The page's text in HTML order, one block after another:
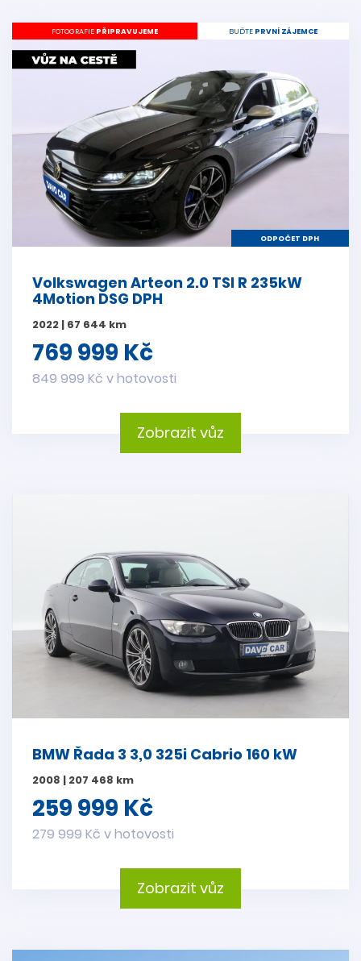
FOTOGRAFIE PŘIPRAVUJEME BUĎTE PRVNÍ ZÁJEMCE
ODPOČET DPH
Volkswagen Arteon 2.0 TSI R 235kW
4Motion DSG DPH
2022 | 67 644 km
769 999 Kč
849 999 Kč v hotovosti
Zobrazit vůz
BMW Řada 3 3,0 325i Cabrio 160 kW
2008 | 207 468 km
259 999 Kč
279 999 Kč v hotovosti
Zobrazit vůz